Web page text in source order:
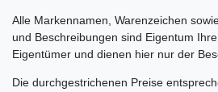
Alle Markennamen, Warenzeichen
und Beschreibungen sind Eigentum
Eigentümer und dienen hier nur der
Die durchgestrichenen Preise